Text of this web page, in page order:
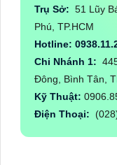
Trụ Sở: 51 Lũy
Phú, TP.HCM
Hotline:
Chi Nhánh 1:
Đông, Bình Tân,
Kỹ Thuật:
Điện Thoại: